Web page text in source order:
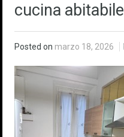
cucina abitabile
Posted on marzo 18, 2026